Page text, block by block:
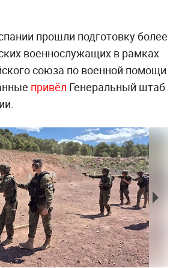
прошли подготовку более
военнослужащих в рамках
союза по военной помощи
привёл Генеральный штаб